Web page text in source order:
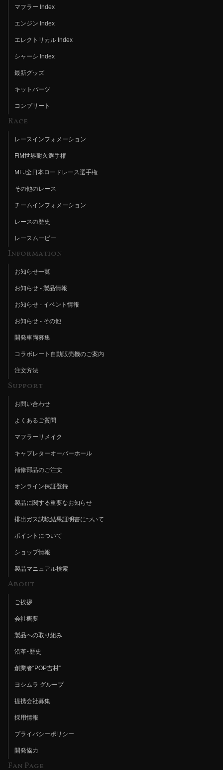
マフラー Index
エンジン Index
エレクトリカル Index
シャーシ Index
最新グッズ
キットパーツ
コンプリート
Race
レースインフォメーション
FIM世界耐久選手権
MFJ全日本ロードレース選手権
その他のレース
チームインフォメーション
レースの歴史
レースムービー
Information
お知らせ一覧
お知らせ - 製品情報
お知らせ - イベント情報
お知らせ - その他
開発車両募集
コラボレート自動販売機のご案内
注文方法
Support
お問い合わせ
よくあるご質問
マフラーリメイク
キャブレターオーバーホール
補修部品のご注文
オンライン保証登録
製品に関する重要なお知らせ
排出ガス試験結果証明書について
ポイントについて
ショップ情報
製品マニュアル検索
About
ご挨拶
会社概要
製品への取り組み
沿革・歴史
創業者“POP吉村”
ヨシムラ グループ
提携会社募集
採用情報
プライバシーポリシー
開発協力
Fan Page